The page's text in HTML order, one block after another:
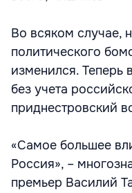
Во всяком случае,
политического
изменился. Теперь
без учета
приднестровский
«Самое большее
Россия», –
премьер Василий